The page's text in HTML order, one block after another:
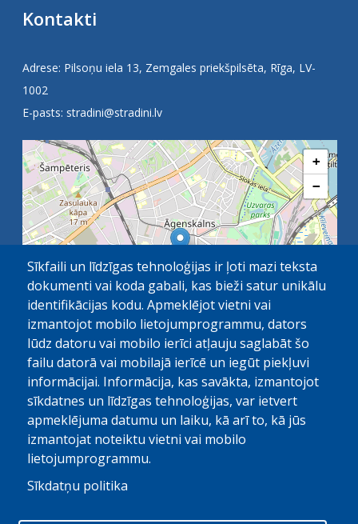
Kontakti
Adrese: Pilsoņu iela 13, Zemgales priekšpilsēta, Rīga, LV-
1002
E-pasts: stradini@stradini.lv
+
−
1 km OpenStreetMap contributors
Sīkfaili un līdzīgas tehnoloģijas ir ļoti mazi teksta
dokumenti vai koda gabali, kas bieži satur unikālu
identifikācijas kodu. Apmeklējot vietni vai
izmantojot mobilo lietojumprogrammu, dators
lūdz datoru vai mobilo ierīci atļauju saglabāt šo
failu datorā vai mobilajā ierīcē un iegūt piekļuvi
informācijai. Informācija, kas savākta, izmantojot
sīkdatnes un līdzīgas tehnoloģijas, var ietvert
apmeklējuma datumu un laiku, kā arī to, kā jūs
izmantojat noteiktu vietni vai mobilo
lietojumprogrammu.
Sīkdatņu politika